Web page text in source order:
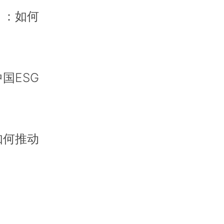
型问题，能
在一些企业
流转，也没
押物。
转型。碳达
实现在对于
中国有大量
如何
ESG
推动